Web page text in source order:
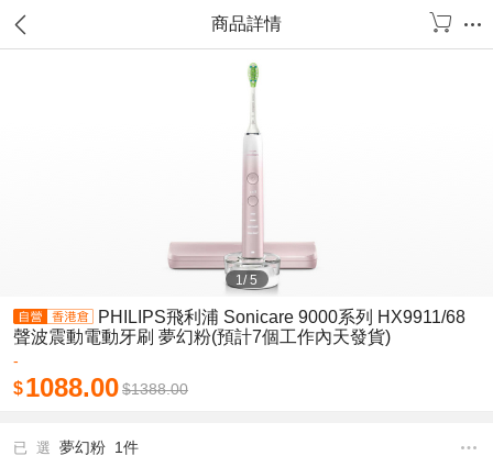
商品詳情
1/5
PHILIPS飛利浦 Sonicare 9000系列 HX9911/68
聲波震動電動牙刷 夢幻粉(預計7個工作內天發貨)
-
$1088.00$1388.00
已 選 夢幻粉 1件